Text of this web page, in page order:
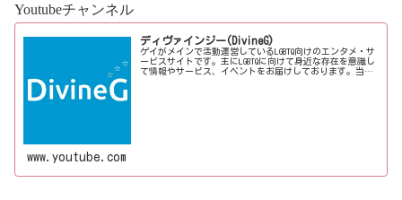
Youtubeチャンネル
ディヴァインジー(DivineG)
ゲイがメインで活動運営しているLGBTQ向けのエンタメ・サ
ービスサイトです。主にLGBTQに向けて身近な存在を意識し
て情報やサービス、イベントをお届けしております。当事
www.youtube.com